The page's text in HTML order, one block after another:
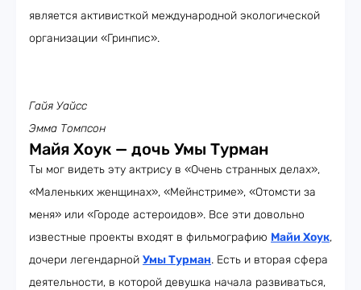
является активисткой международной экологической
организации «Гринпис».
Гайя Уайсс
Эмма Томпсон
Майя Хоук — дочь Умы Турман
Ты мог видеть эту актрису в «Очень странных делах»,
«Маленьких женщинах», «Мейнстриме», «Отомсти за
меня» или «Городе астероидов». Все эти довольно
известные проекты входят в фильмографию Майи Хоук,
дочери легендарной Умы Турман. Есть и вторая сфера
деятельности, в которой девушка начала развиваться,